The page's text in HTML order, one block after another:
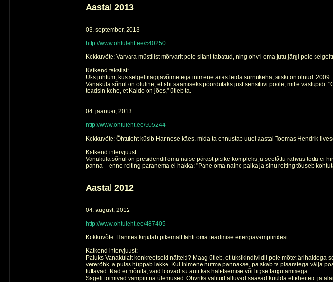
Aastal 2013
03. september, 2013
http://www.ohtuleht.ee/540250
Kokkuvõte: Varvara müstilist mõrvarit pole siiani tabatud, ning ohvri ema jutu järgi pole
Katkend tekstist:
Üks juhtum, kus selgeltnägijavõimetega inimene aitas leida surnukeha, siiski on olnud.
Vanaküla sõnul on oluline, et abi saamiseks pöördutaks just sensitiivi poole, mitte
teadsin kohe, et Kaido on jões," ütleb ta.
04. jaanuar, 2013
http://www.ohtuleht.ee/505244
Kokkuvõte: Õhtuleht küsib Hannese käes, mida ta ennustab uuel aastal Toomas Hendrik
Katkend intervjuust:
Vanaküla sõnul on presidendil oma naise pärast pisike kompleks ja seetõttu rahvas teda ei
panna – enne reiting paranema ei hakka: "Pane oma naine paika ja sinu reiting tõuseb
Aastal 2012
04. august, 2012
http://www.ohtuleht.ee/487405
Kokkuvõte: Hannes kirjutab pikemalt lahti oma teadmise energiavampiiridest.
Katkend intervjuust:
Paluks Vanakülalt konkreetseid näiteid? Maag ütleb, et üksik­indiviidil pole mõtet ärihaidega
vererõhk ja pulss hüppab lakke. Kui inimene nutma pannakse, paiskab ta pisaratega välja
tuttavad. Nad ei mõnita, vaid löövad su auti kas haletsemise või liigse targutamisega.
Sageli toimivad vampiirina ülemused. Ohvriks valitud alluvad saavad kuulda etteheiteid ja